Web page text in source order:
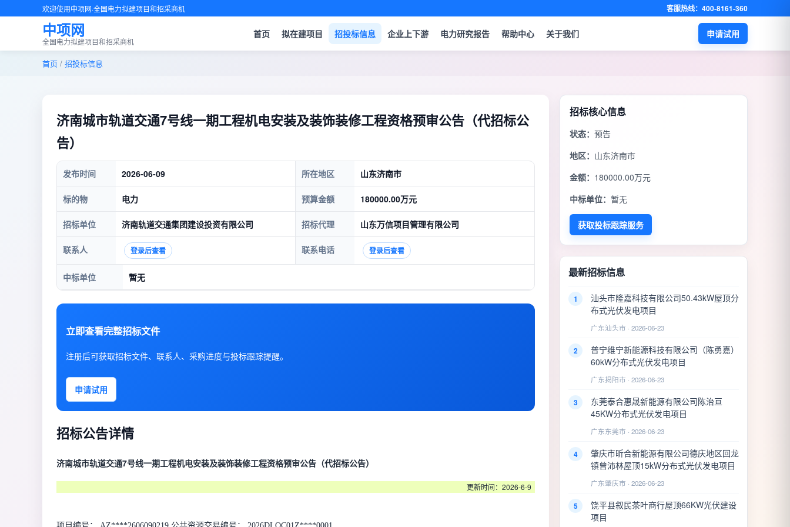
欢迎使用中项网·全国电力拟建项目和招采商机 客服热线：400-8161-360
中项网
全国电力拟建项目和招采商机
首页 拟在建项目 招投标信息 企业上下游 电力研究报告 帮助中心 关于我们 申请试用
首页 / 招投标信息
济南城市轨道交通7号线一期工程机电安装及装饰装修工程资格预审公告（代招标公
告）
发布时间 2026-06-09 所在地区 山东济南市
标的物 电力 预算金额 180000.00万元
招标单位 济南轨道交通集团建设投资有限公司 招标代理 山东万信项目管理有限公司
联系人 登录后查看 联系电话 登录后查看
中标单位 暂无
立即查看完整招标文件
注册后可获取招标文件、联系人、采购进度与投标跟踪提醒。
申请试用
招标公告详情
济南城市轨道交通7号线一期工程机电安装及装饰装修工程资格预审公告（代招标公告）
更新时间：2026-6-9
招标核心信息
状态： 预告
地区： 山东济南市
金额： 180000.00万元
中标单位： 暂无
获取投标跟踪服务
最新招标信息
1
汕头市隆嘉科技有限公司50.43kW屋顶分
布式光伏发电项目
广东汕头市 · 2026-06-23
2
普宁维宁新能源科技有限公司（陈勇嘉）
60kW分布式光伏发电项目
广东揭阳市 · 2026-06-23
3
东莞泰合惠晟新能源有限公司陈治亘
45KW分布式光伏发电项目
广东东莞市 · 2026-06-23
4
肇庆市昕合新能源有限公司德庆地区回龙
镇曾沛林屋顶15kW分布式光伏发电项目
广东肇庆市 · 2026-06-23
5
饶平县叙民茶叶商行屋顶66KW光伏建设
项目